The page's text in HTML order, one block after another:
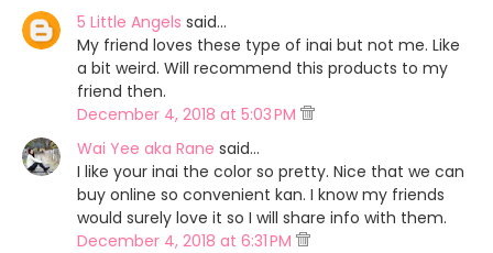
5 Little Angels said…
My friend loves these type of inai but not me. Like
a bit weird. Will recommend this products to my
friend then.
December 4, 2018 at 5:03 PM
Wai Yee aka Rane said…
I like your inai the color so pretty. Nice that we can
buy online so convenient kan. I know my friends
would surely love it so I will share info with them.
December 4, 2018 at 6:31 PM